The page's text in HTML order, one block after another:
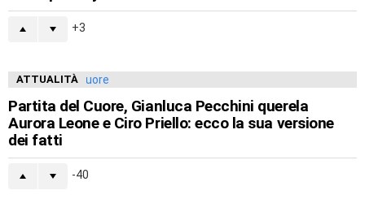
3
ATTUALITÀ
Partita del Cuore, Gianluca Pecchini querela
Aurora Leone e Ciro Priello: ecco la sua versione
dei fatti
-40